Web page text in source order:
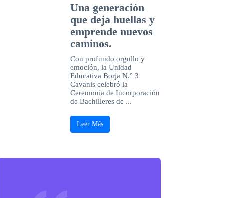
Una generación
que deja huellas y
emprende nuevos
caminos.
Con profundo orgullo y
emoción, la Unidad
Educativa Borja N.° 3
Cavanis celebró la
Ceremonia de Incorporación
de Bachilleres de ...
Leer Más